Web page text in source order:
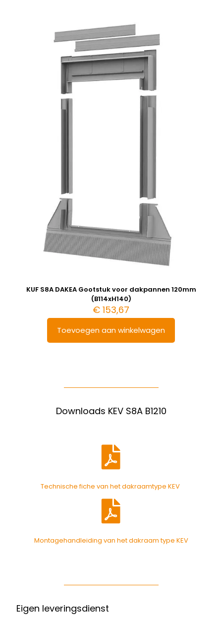
KUF S8A DAKEA Gootstuk voor dakpannen 120mm
(B114xH140)
€ 153,67
Toevoegen aan winkelwagen
Downloads KEV S8A B1210
Technische fiche van het dakraamtype KEV
Montagehandleiding van het dakraam type KEV
Eigen leveringsdienst